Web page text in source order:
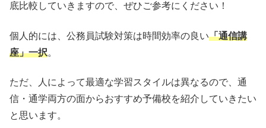
底比較していきますので、ぜひご参考にください！
個人的には、公務員試験対策は時間効率の良い「通信講
座」一択。
ただ、人によって最適な学習スタイルは異なるので、通
信・通学両方の面からおすすめ予備校を紹介していきたい
と思います。